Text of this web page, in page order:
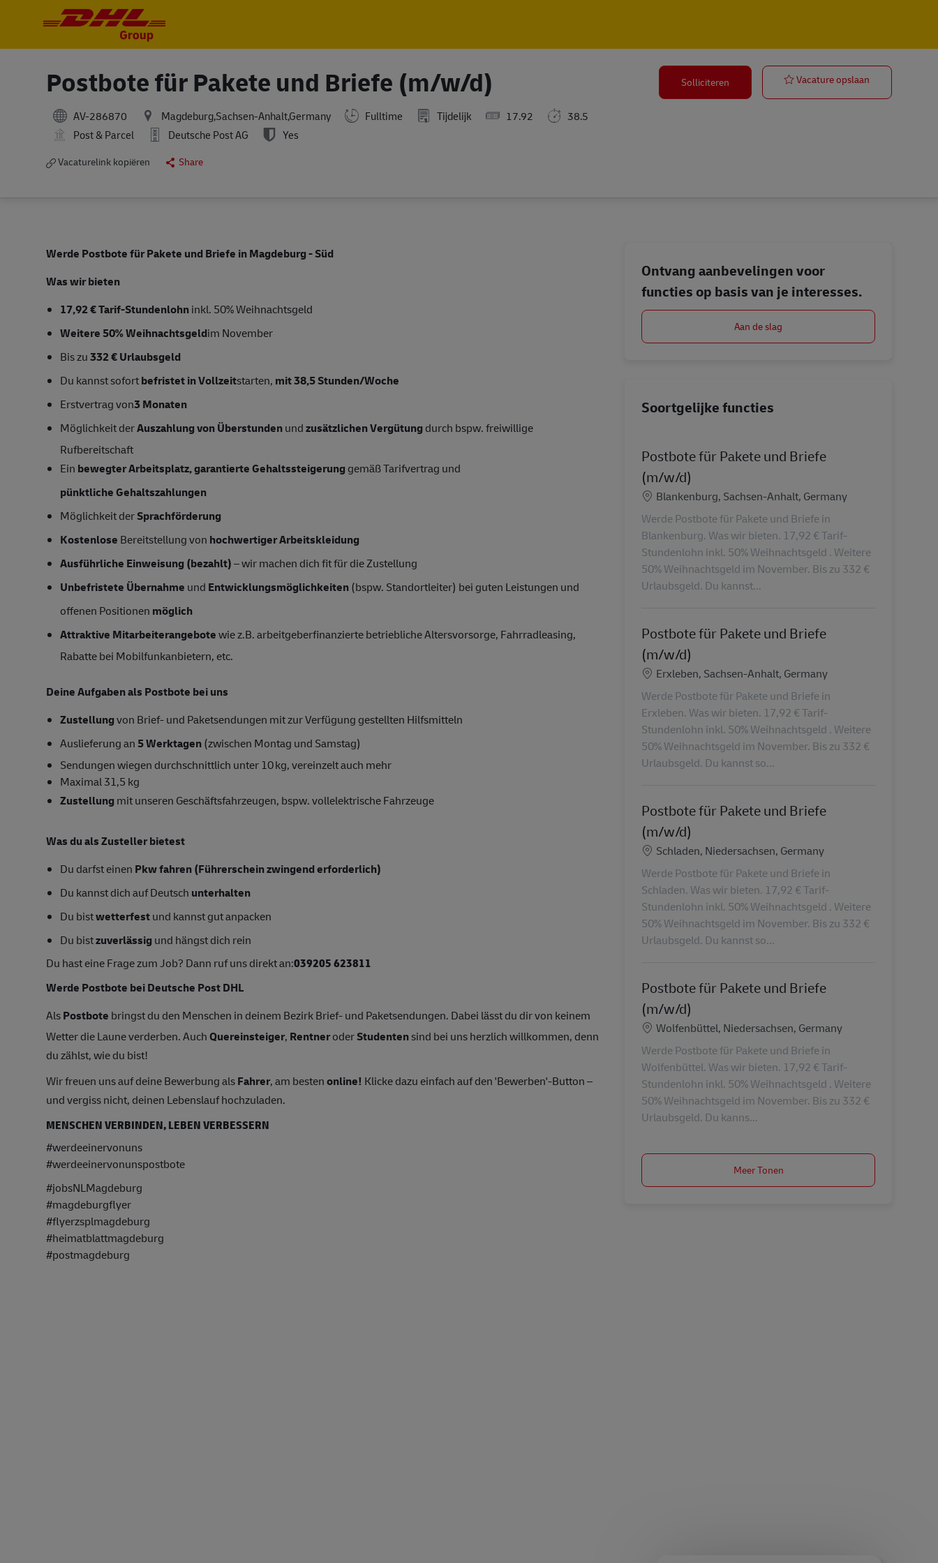
Postbote für Pakete und Briefe (m/w/d)
AV-286870 Magdeburg,Sachsen-Anhalt,Germany Fulltime Tijdelijk 17.92
38.5
Post & Parcel
Deutsche Post AG Yes
Vacaturelink kopiëren Share
Solliciteren Vacature opslaan
Werde Postbote für Pakete und Briefe in Magdeburg - Süd
Was wir bieten
17,92 € Tarif-Stundenlohninkl. 50% Weihnachtsgeld
Weitere 50% Weihnachtsgeldim November
Bis zu332 € Urlaubsgeld
Du kannst sofortbefristet in Vollzeitstarten, mit 38,5Stunden/Woche
Erstvertrag von3 Monaten
Möglichkeit derAuszahlung von Überstundenundzusätzlichen Vergütung durch bspw. freiwillige
Rufbereitschaft
Ein bewegter Arbeitsplatz, garantierte Gehaltssteigerung gemäß Tarifvertrag und
pünktliche Gehaltszahlungen
Möglichkeit derSprachförderung
Kostenlose Bereitstellung von hochwertiger Arbeitskleidung
Ausführliche Einweisung (bezahlt)– wir machen dich fit für die Zustellung
Unbefristete Übernahme und Entwicklungsmöglichkeiten(bspw. Standortleiter) bei guten Leistungen und
offenen Positionen möglich
Attraktive Mitarbeiterangebotewie z.B. arbeitgeberfinanzierte betriebliche Altersvorsorge, Fahrradleasing,
Rabatte bei Mobilfunkanbietern, etc.
Deine Aufgaben als Postbote bei uns
Zustellungvon Brief- und Paketsendungen mit zur Verfügung gestellten Hilfsmitteln
Auslieferung an5 Werktagen(zwischen Montag und Samstag)
Sendungen wiegen durchschnittlich unter 10 kg, vereinzelt auch mehr
Maximal 31,5 kg
Zustellung mit unseren Geschäftsfahrzeugen, bspw. vollelektrische Fahrzeuge
Was du als Zusteller bietest
Du darfst einen Pkw fahren (Führerschein zwingend erforderlich)
Du kannst dich auf Deutsch unterhalten
Du bistwetterfestund kannst gut anpacken
Du bistzuverlässig und hängst dich rein
Du hast eine Frage zum Job? Dann ruf uns direkt an:039205 623811
Werde Postbote bei Deutsche Post DHL
AlsPostbote bringst du den Menschen in deinem Bezirk Brief- und Paketsendungen. Dabei lässt du dir von keinem
Wetter die Laune verderben. AuchQuereinsteiger, RentneroderStudentensind bei uns herzlich willkommen, denn
du zählst, wie du bist!
Wir freuen uns auf deine Bewerbung alsFahrer, am bestenonline! Klicke dazu einfach auf den 'Bewerben'-Button –
und vergiss nicht, deinen Lebenslauf hochzuladen.
MENSCHEN VERBINDEN, LEBEN VERBESSERN
#werdeeinervonuns
#werdeeinervonunspostbote
#jobsNLMagdeburg
#magdeburgflyer
#flyerzsplmagdeburg
#heimatblattmagdeburg
#postmagdeburg
Ontvang aanbevelingen voor
functies op basis van je interesses.
Aan de slag
Soortgelijke functies
Postbote für Pakete und Briefe
(m/w/d)
Locatie
Blankenburg, Sachsen-Anhalt, Germany
Werde Postbote für Pakete und Briefe in
Blankenburg. Was wir bieten. 17,92 € Tarif-
Stundenlohn inkl. 50% Weihnachtsgeld . Weitere
50% Weihnachtsgeld im November. Bis zu 332 €
Urlaubsgeld. Du kannst...
Postbote für Pakete und Briefe
(m/w/d)
Locatie
Erxleben, Sachsen-Anhalt, Germany
Werde Postbote für Pakete und Briefe in
Erxleben. Was wir bieten. 17,92 € Tarif-
Stundenlohn inkl. 50% Weihnachtsgeld . Weitere
50% Weihnachtsgeld im November. Bis zu 332 €
Urlaubsgeld. Du kannst so...
Postbote für Pakete und Briefe
(m/w/d)
Locatie
Schladen, Niedersachsen, Germany
Werde Postbote für Pakete und Briefe in
Schladen. Was wir bieten. 17,92 € Tarif-
Stundenlohn inkl. 50% Weihnachtsgeld . Weitere
50% Weihnachtsgeld im November. Bis zu 332 €
Urlaubsgeld. Du kannst so...
Postbote für Pakete und Briefe
(m/w/d)
Locatie
Wolfenbüttel, Niedersachsen, Germany
Werde Postbote für Pakete und Briefe in
Wolfenbüttel. Was wir bieten. 17,92 € Tarif-
Stundenlohn inkl. 50% Weihnachtsgeld . Weitere
50% Weihnachtsgeld im November. Bis zu 332 €
Urlaubsgeld. Du kanns...
Meer Tonen